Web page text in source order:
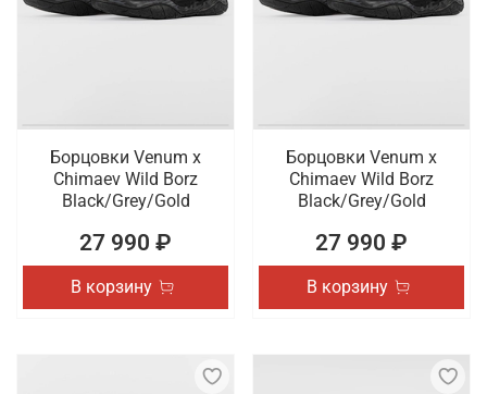
наличии профессиональная обувь для спорта,
Борцовки Venum x
Chimaev Wild Borz
Black/Grey/Gold
27 990 ₽
В корзину
Борцовки Venum x
Chimaev Wild Borz
Black/Grey/Gold
27 990 ₽
В корзину